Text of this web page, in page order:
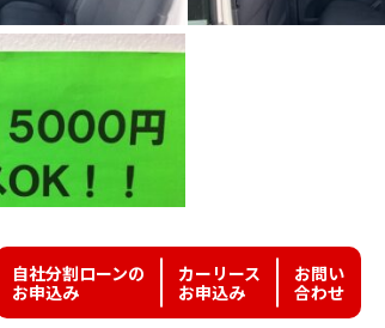
自社分割ローンの
お申込み
カーリース
お申込み
お問い
合わせ